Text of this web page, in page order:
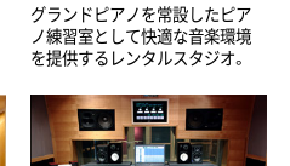
グランドピアノを常設したピア
ノ練習室として快適な音楽環境
を提供するレンタルスタジオ。